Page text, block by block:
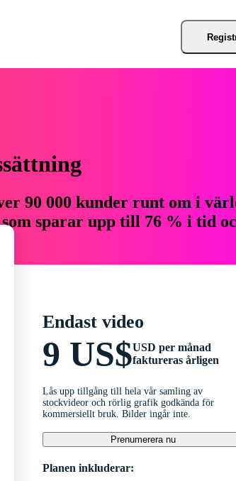
90 000 kunder runt om i
sparar upp till 76 % i tid
Endast video
9 US$USD per månad
faktureras årligen
Lås upp tillgång till hela vår samling av
stockvideor och rörlig grafik godkända för
kommersiellt bruk. Bilder ingår inte.
Prenumerera nu
Planen inkluderar: